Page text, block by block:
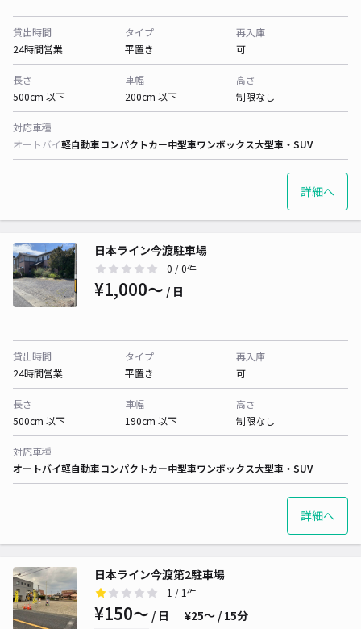
貸出時間
24時間営業
タイプ
平置き
再入庫
可
長さ
500cm 以下
車幅
200cm 以下
高さ
制限なし
対応車種
オートバイ軽自動車コンパクトカー中型車ワンボックス大型車・SUV
詳細へ
日本ライン今渡駐車場
0 / 0件
¥1,000〜 / 日
貸出時間
24時間営業
タイプ
平置き
再入庫
可
長さ
500cm 以下
車幅
190cm 以下
高さ
制限なし
対応車種
オートバイ軽自動車コンパクトカー中型車ワンボックス大型車・SUV
詳細へ
日本ライン今渡第2駐車場
1 / 1件
¥150〜 / 日 ¥25〜 / 15分